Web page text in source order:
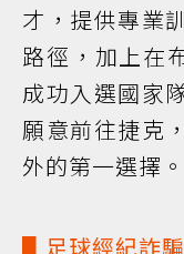
才，提供專業
路徑，加上在
成功入選國家
願意前往捷克
外的第一選擇。
▋足球經紀詐